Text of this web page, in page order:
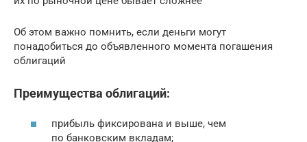
Об этом важно помнить, если деньги могут
понадобиться до объявленного момента погашения
облигаций
Преимущества облигаций:
прибыль фиксирована и выше, чем
по банковским вкладам;